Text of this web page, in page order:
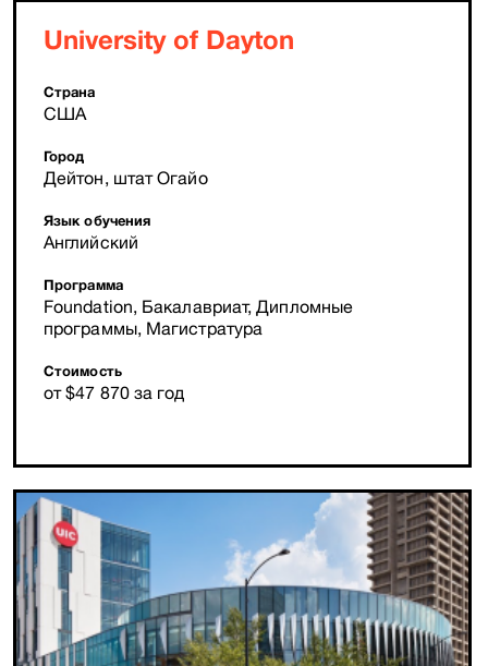
University of Dayton
Страна
США
Город
Дейтон, штат Огайо
Язык обучения
Английский
Программа
Foundation, Бакалавриат, Дипломные
программы, Магистратура
Стоимость
от $47 870 за год